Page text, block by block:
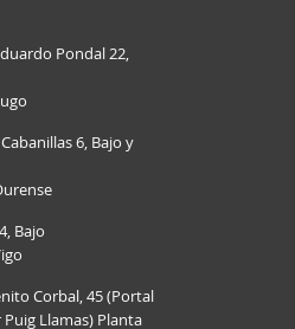
Pondal 22,
6, Bajo y
Bajo
Corbal, 45 (Portal
Puig Llamas) Planta